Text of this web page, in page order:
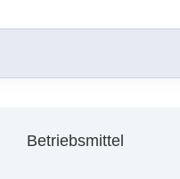
Betriebsmittel